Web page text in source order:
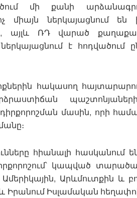
մի քանի
միայն ներկայացնում են
այլև ՌԴ վարած
է հոդվածում
հակասող
մասին, որի
հիանալի հասկանում
կապված
Արևմուտքին և
Իրանում Իսլամական